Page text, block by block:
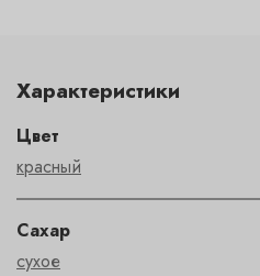
Характеристики
Цвет
красный
Сахар
сухое